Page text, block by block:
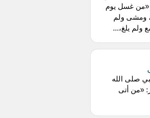
«من غسل يوم
ومشى ولم
ولم يلغ،...
صلى الله
«من أتى